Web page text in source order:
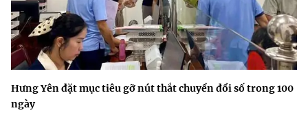
Hưng Yên đặt mục tiêu gỡ nút thắt chuyển đổi số trong 100
ngày